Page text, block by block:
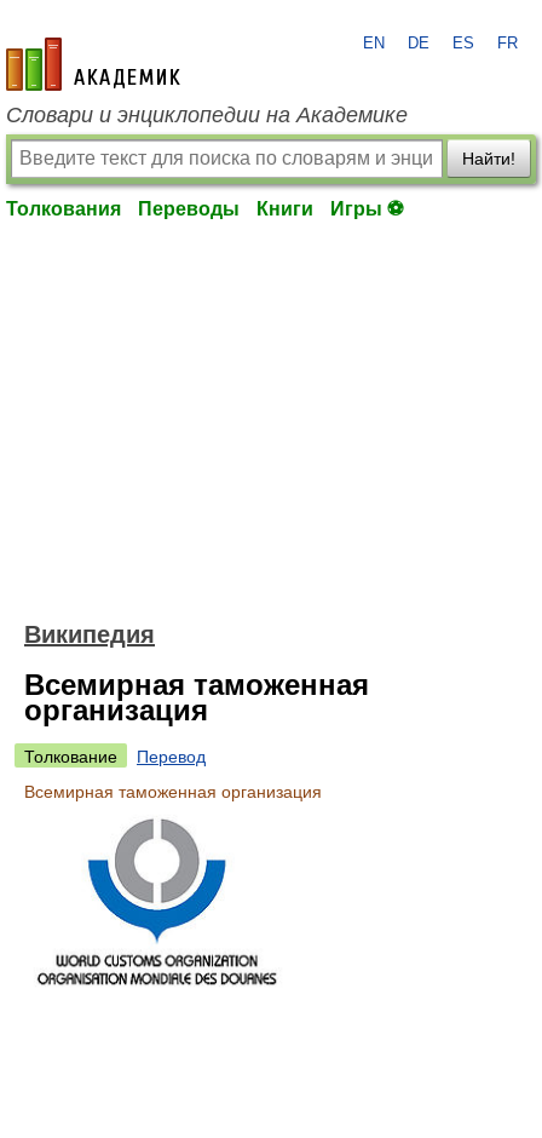
academic.ru
EN DE ES FR
Словари и энциклопедии на Академике
Найти!
Толкования Переводы Книги Игры ⚽
Википедия
Всемирная таможенная
организация
Толкование
Перевод
Всемирная таможенная организация